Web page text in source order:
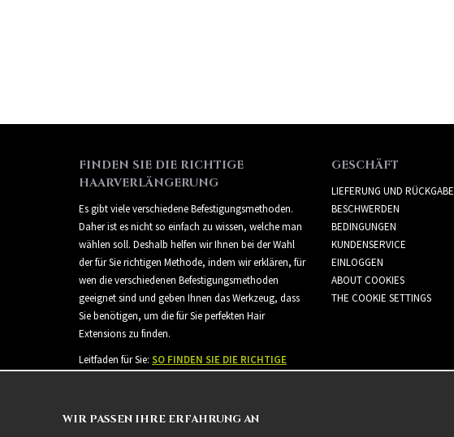
FINDEN SIE DIE RICHTIGE
HAARVERLÄNGERUNG
Es gibt viele verschiedene Befestigungsmethoden.
Daher ist es nicht so einfach zu wissen, welche man
wählen soll. Deshalb helfen wir Ihnen bei der Wahl
der für Sie richtigen Methode, indem wir erklären, für
wen die verschiedenen Befestigungsmethoden
geeignet sind und geben Ihnen das Werkzeug, dass
Sie benötigen, um die für Sie perfekten Hair
Extensions zu finden.
Leitfaden für Sie: SO FINDEN SIE DIE RICHTIGE
GESCHÄFT
LIEFERUNG UND RÜCKGABE
BESCHWERDEN
BEDINGUNGEN
KUNDENSERVICE
EINLOGGEN
ABOUT COOKIES
THE COOKIE SETTINGS
WIR PASSEN IHRE ERFAHRUNG AN